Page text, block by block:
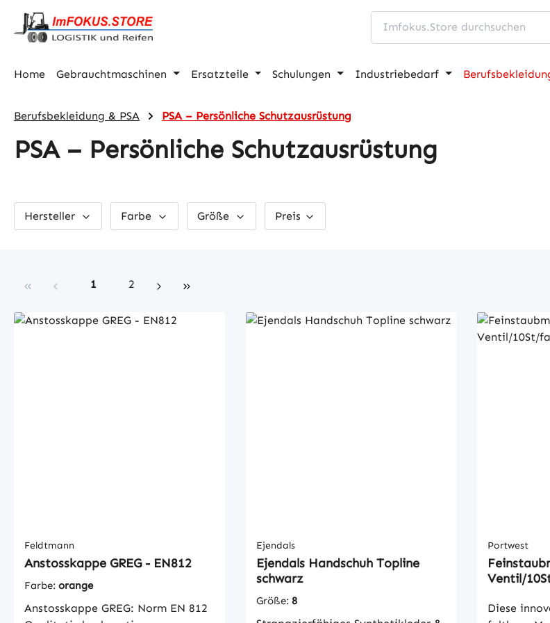
Hauptinhalt springen
Zur Suche springen
Zur Hauptnavigation springen
Home Gebrauchtmaschinen Ersatzteile Schulungen Industriebedarf
Berufsbekleidung & PSA PSA – Persönliche Schutzausrüstung
PSA – Persönliche Schutzausrüstung
Hersteller Farbe Größe Preis
Seite
1 Seite
2
Feldtmann
Anstosskappe GREG - EN812
Farbe: orange
Anstosskappe GREG: Norm EN 812
Ejendals
Ejendals Handschuh Topline
schwarz
Größe: 8
Portwest
Ventil/
Diese